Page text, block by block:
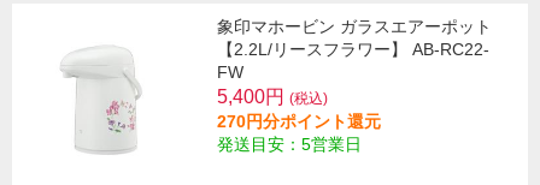
象印マホービン ガラスエアーポット
【2.2L/リースフラワー】 AB-RC22-
FW
5,400円 (税込)
270円分ポイント還元
発送目安：5営業日